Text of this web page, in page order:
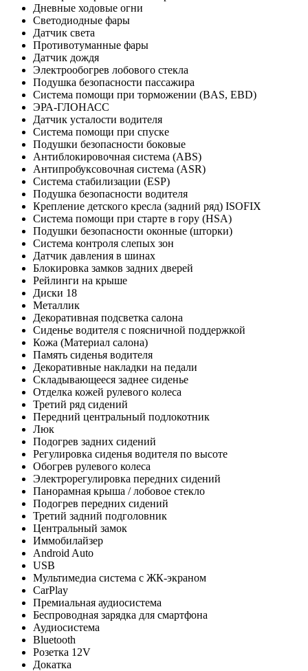
Дневные ходовые огни
Светодиодные фары
Датчик света
Противотуманные фары
Датчик дождя
Электрообогрев лобового стекла
Подушка безопасности пассажира
Система помощи при торможении (BAS, EBD)
ЭРА-ГЛОНАСС
Датчик усталости водителя
Система помощи при спуске
Подушки безопасности боковые
Антиблокировочная система (ABS)
Антипробуксовочная система (ASR)
Система стабилизации (ESP)
Подушка безопасности водителя
Крепление детского кресла (задний ряд) ISOFIX
Система помощи при старте в гору (HSA)
Подушки безопасности оконные (шторки)
Система контроля слепых зон
Датчик давления в шинах
Блокировка замков задних дверей
Рейлинги на крыше
Диски 18
Металлик
Декоративная подсветка салона
Сиденье водителя с поясничной поддержкой
Кожа (Материал салона)
Память сиденья водителя
Декоративные накладки на педали
Складывающееся заднее сиденье
Отделка кожей рулевого колеса
Третий ряд сидений
Передний центральный подлокотник
Люк
Подогрев задних сидений
Регулировка сиденья водителя по высоте
Обогрев рулевого колеса
Электрорегулировка передних сидений
Панорамная крыша / лобовое стекло
Подогрев передних сидений
Третий задний подголовник
Центральный замок
Иммобилайзер
Android Auto
USB
Мультимедиа система с ЖК-экраном
CarPlay
Премиальная аудиосистема
Беспроводная зарядка для смартфона
Аудиосистема
Bluetooth
Розетка 12V
Докатка